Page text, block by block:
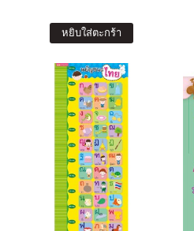
หยิบใส่ตะกร้า